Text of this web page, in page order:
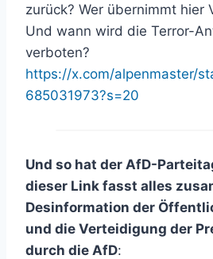
zurück? Wer übernimmt hier
Und wann wird die Terror-
verboten?
https://x.com/alpenmaster/
685031973?s=20
Und so hat der AfD-
dieser Link fasst alles
Desinformation der
und die Verteidigung der
durch die AfD: